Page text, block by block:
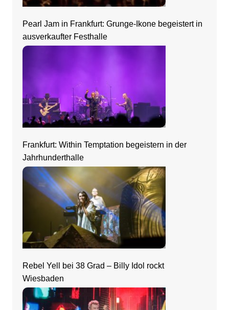
Pearl Jam in Frankfurt: Grunge-Ikone begeistert in
ausverkaufter Festhalle
Frankfurt: Within Temptation begeistern in der
Jahrhunderthalle
Rebel Yell bei 38 Grad – Billy Idol rockt
Wiesbaden